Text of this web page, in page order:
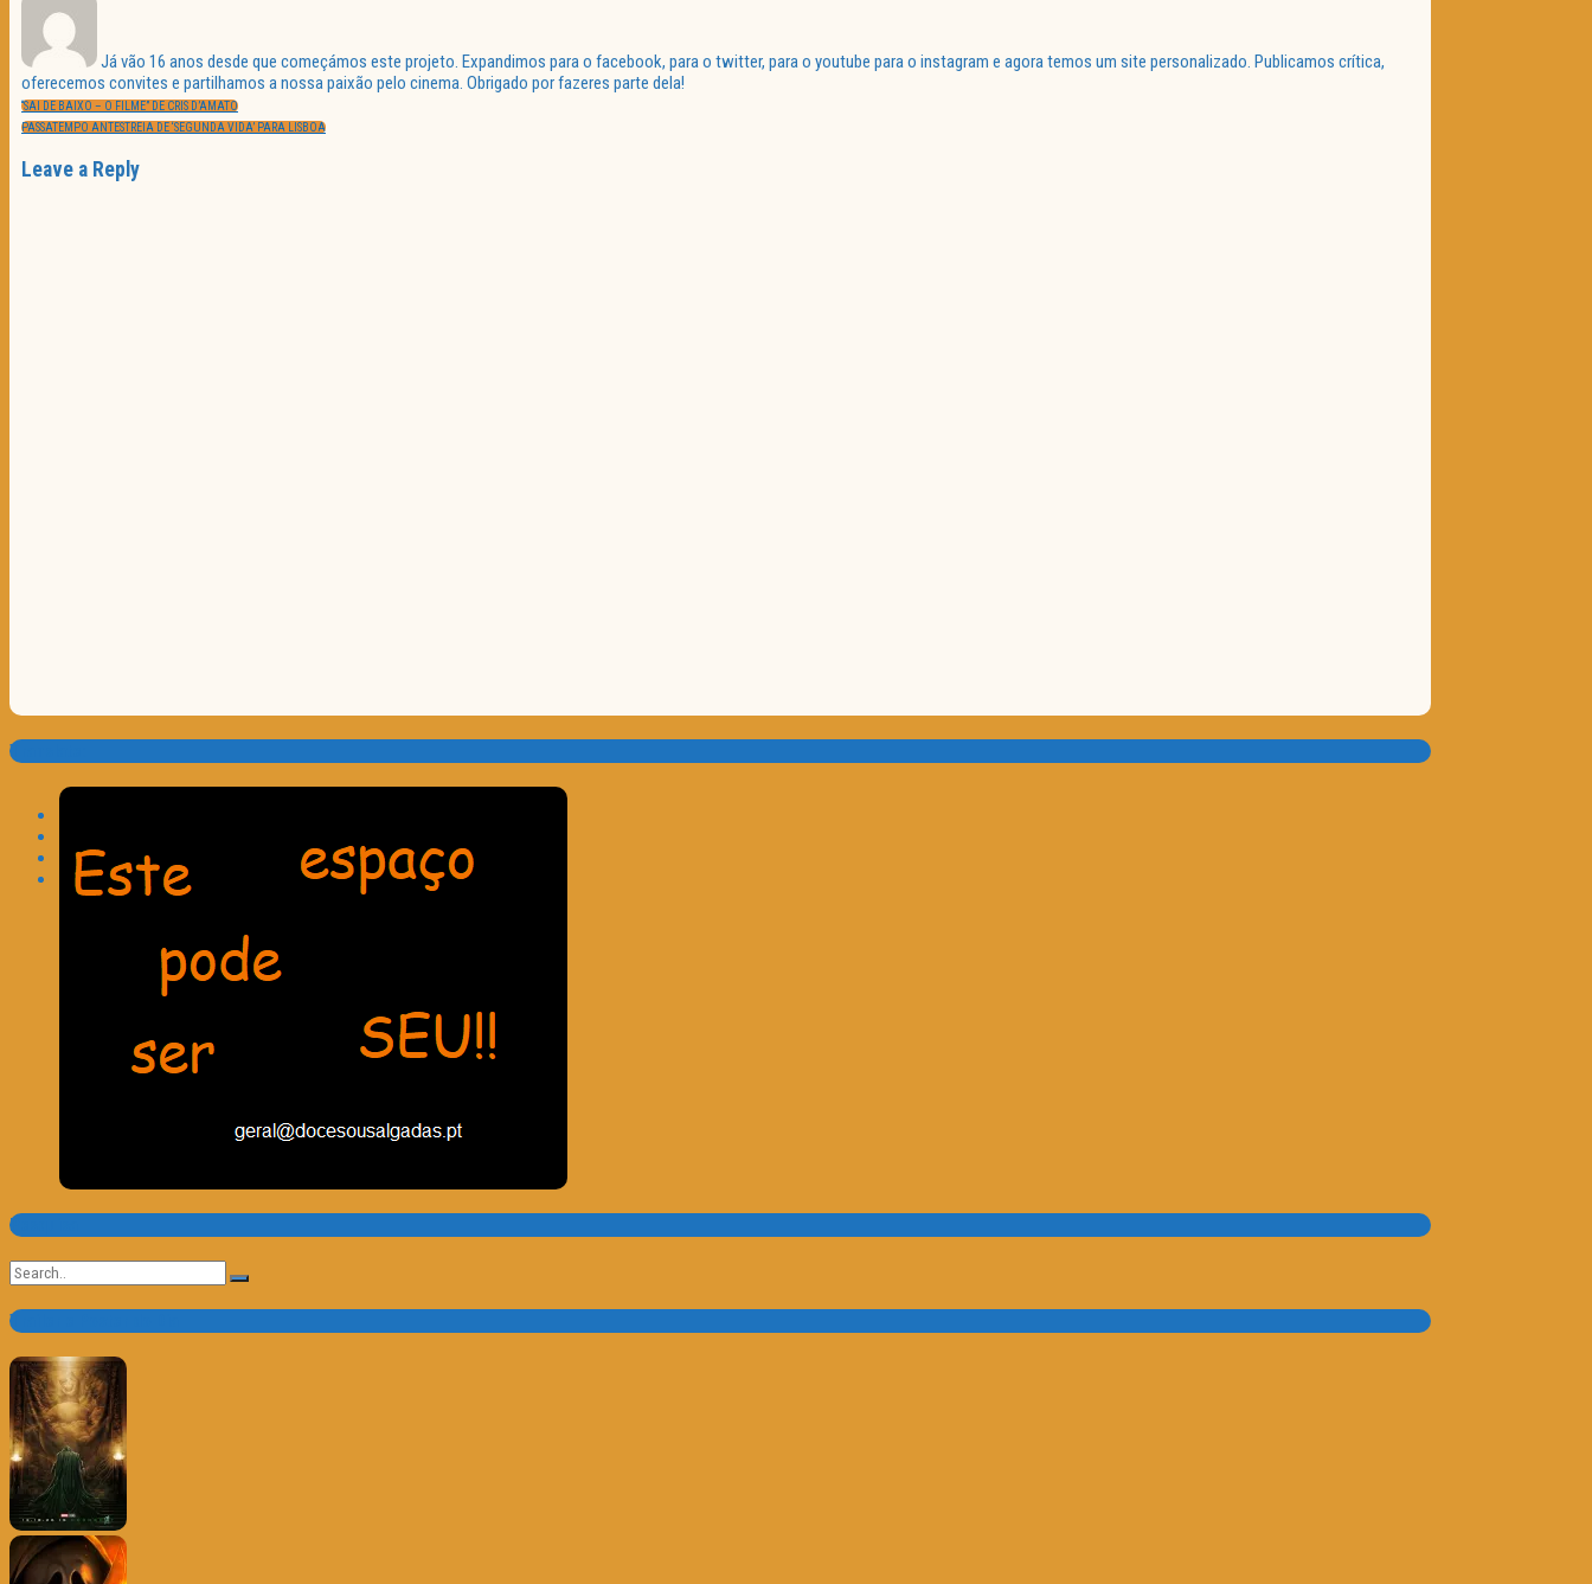
Já vão 16 anos desde que começámos este projeto. Expandimos para o facebook, para o twitter, para o youtube para o instagram e agora temos um site personalizado. Publicamos crítica,
oferecemos convites e partilhamos a nossa paixão pelo cinema. Obrigado por fazeres parte dela!
Navegação
de
artigos
PREVIOUS
POST:
“SAI DE BAIXO – O FILME” DE CRIS D’AMATO
NEXT
POST:
PASSATEMPO ANTESTREIA DE ‘SEGUNDA VIDA’ PARA LISBOA
Leave a Reply
Translate:
Pesquisa
Search
for:
Trailer e Poster do Dia